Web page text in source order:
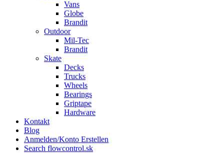
Vans
Globe
Brandit
Outdoor
Mil-Tec
Brandit
Skate
Decks
Trucks
Wheels
Bearings
Griptape
Hardware
Kontakt
Blog
Anmelden/Konto Erstellen
Search flowcontrol.sk